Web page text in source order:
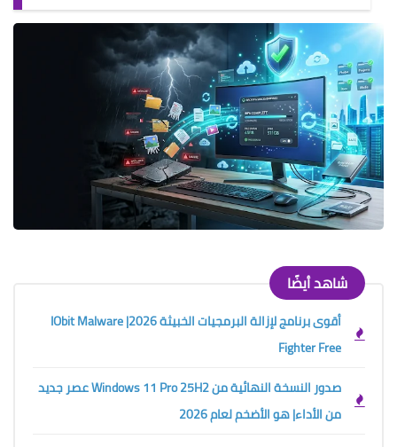
شاهد أيضًا
أقوى برنامج لإزالة البرمجيات الخبيثة 2026| IObit Malware
Fighter Free
صدور النسخة النهائية من Windows 11 Pro 25H2 عصر جديد
من الأداء| هو الأضخم لعام 2026